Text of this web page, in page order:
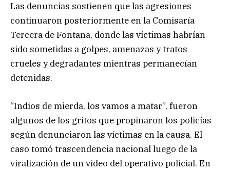
Las denuncias sostienen que las agresiones
continuaron posteriormente en la Comisaría
Tercera de Fontana, donde las víctimas habrían
sido sometidas a golpes, amenazas y tratos
crueles y degradantes mientras permanecían
detenidas.
“Indios de mierda, los vamos a matar”, fueron
algunos de los gritos que propinaron los policías
según denunciaron las víctimas en la causa. El
caso tomó trascendencia nacional luego de la
viralización de un video del operativo policial. En